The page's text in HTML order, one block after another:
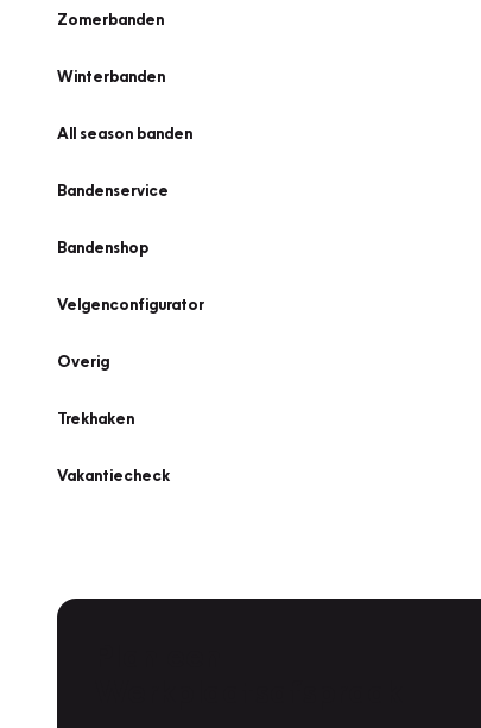
Zomerbanden
Winterbanden
All season banden
Bandenservice
Bandenshop
Velgenconfigurator
Overig
Trekhaken
Vakantiecheck